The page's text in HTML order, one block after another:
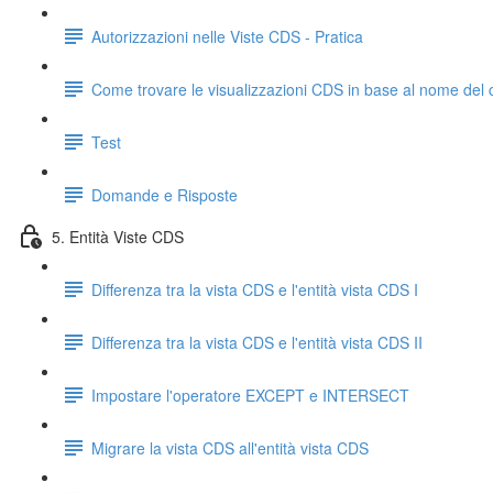
Autorizzazioni nelle Viste CDS - Pratica
Come trovare le visualizzazioni CDS in base al nome del
Test
Domande e Risposte
5. Entità Viste CDS
Differenza tra la vista CDS e l'entità vista CDS I
Differenza tra la vista CDS e l'entità vista CDS II
Impostare l'operatore EXCEPT e INTERSECT
Migrare la vista CDS all'entità vista CDS